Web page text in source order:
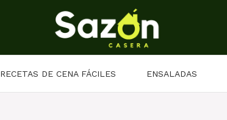
RECETAS DE CENA FÁCILES ENSALADAS